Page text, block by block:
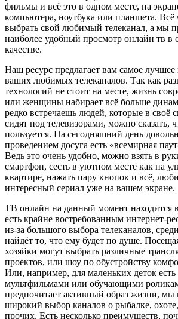
фильмы и всё это в одном месте, на
компьютера, ноутбука или планшета.
выбрать свой любимый телеканал, а мы
наиболее удобный просмотр онлайн тв в
качестве.
Наш ресурс предлагает вам самое лучшее
ваших любимых телеканалов. Так как
технологий не стоит на месте, жизнь
или женщины набирает всё больше
редко встречаешь людей, которые в своё
сидят под телевизорами, можно сказать,
пользуется. На сегодняшний день
проведением досуга есть «всемирная
Ведь это очень удобно, можно взять в
смартфон, сесть в уютном месте как на
квартире, нажать пару кнопок и всё,
интересный сериал уже на вашем экране.
ТВ онлайн на данный момент находится
есть крайне востребованным интернет-
из-за большого выбора телеканалов,
найдёт то, что ему будет по душе.
хозяйки могут выбрать различные
проектов, или шоу по обустройству
Или, например, для маленьких деток есть
мультфильмами или обучающими
предпочитает активный образ жизни, мы
широкий выбор каналов о рыбалке,
прочих. Есть несколько преимуществ,